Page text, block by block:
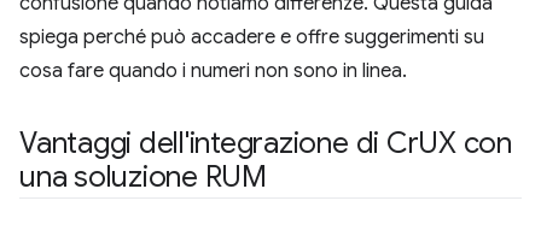
spiega perché può accadere e offre suggerimenti su
cosa fare quando i numeri non sono in linea.
Vantaggi dell'integrazione di CrUX con
una soluzione RUM